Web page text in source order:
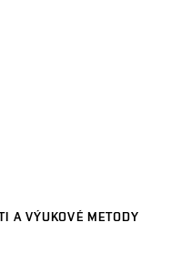
A VÝUKOVÉ METODY